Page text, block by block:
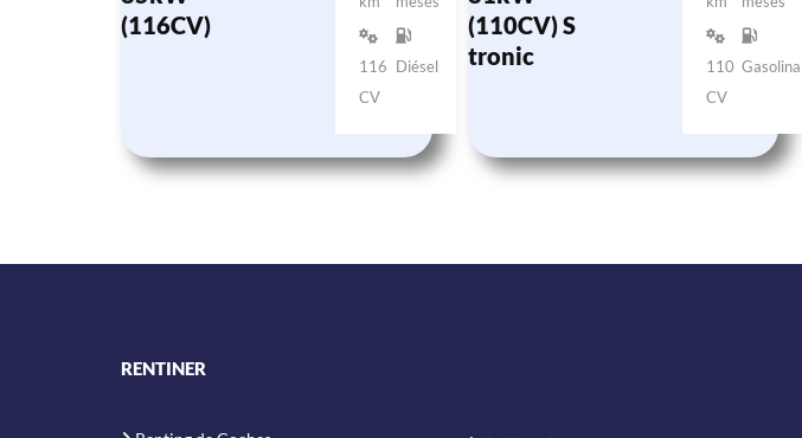
(116CV)
116
CV
Diésel
(110CV) S
tronic
110
CV
Gasolina
RENTINER